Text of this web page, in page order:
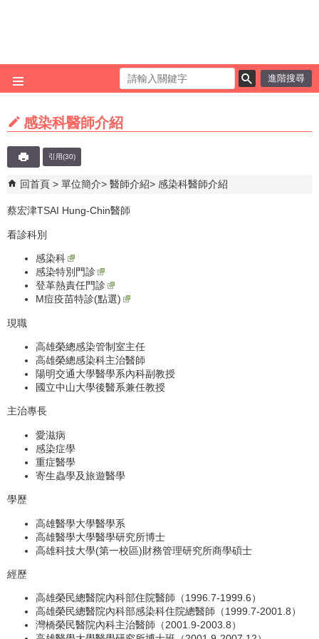
進階搜尋
感染科醫師介紹
引用(30)
回首頁 單位簡介 醫師介紹 感染科醫師介紹
蔡宏津TSAI Hung-Chin醫師
看診科別
感染科
感染特別門診
登革熱責任門診
M痘疫苗特診(點選)
現職
高雄榮總感染管制室主任
高雄榮總感染科主治醫師
陽明交通大學醫學系內科副教授
國立中山大學後醫系兼任教授
主治專長
愛滋病
感染症學
重症醫學
寄生蟲學及旅遊醫學
學歷
高雄醫學大學醫學系
高雄醫學大學醫學研究所博士
高雄科技大學(第一校區)財務管理研究所商學碩士
經歷
高雄榮民總醫院內科部住院醫師（1996.7-1999.6）
高雄榮民總醫院內科部感染科住院總醫師（1999.7-2001.8）
灣橋榮民醫院內科主治醫師（2001.9-2003.8）